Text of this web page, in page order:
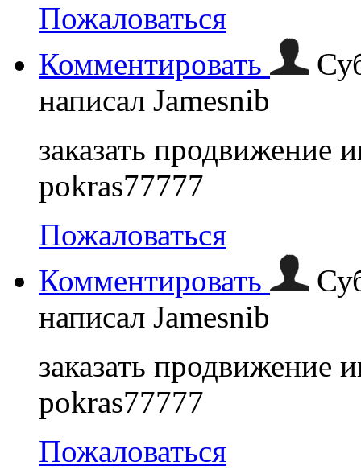
Пожаловаться
Комментировать
написал Jamesnib
заказать продвижение
pokras77777
Пожаловаться
Комментировать
написал Jamesnib
заказать продвижение
pokras77777
Пожаловаться